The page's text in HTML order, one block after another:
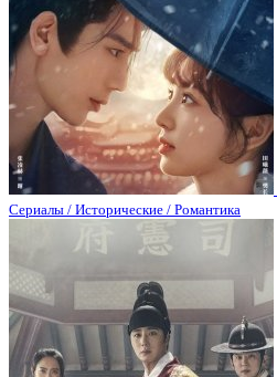
Сериалы / Исторические / Романтика